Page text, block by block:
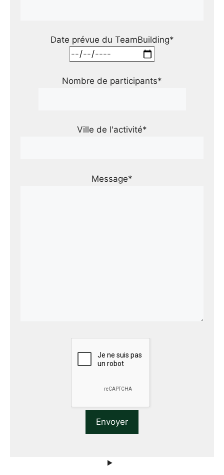
Date prévue du TeamBuilding*
Nombre de participants*
Ville de l'activité*
Message*